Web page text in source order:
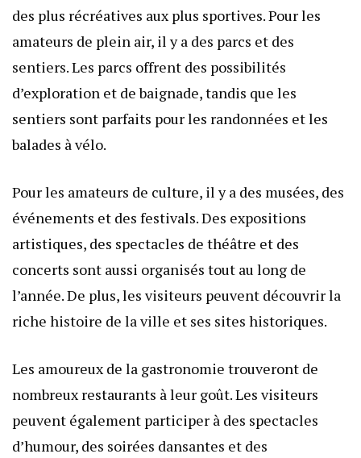
des plus récréatives aux plus sportives. Pour les
amateurs de plein air, il y a des parcs et des
sentiers. Les parcs offrent des possibilités
d’exploration et de baignade, tandis que les
sentiers sont parfaits pour les randonnées et les
balades à vélo.
Pour les amateurs de culture, il y a des musées, des
événements et des festivals. Des expositions
artistiques, des spectacles de théâtre et des
concerts sont aussi organisés tout au long de
l’année. De plus, les visiteurs peuvent découvrir la
riche histoire de la ville et ses sites historiques.
Les amoureux de la gastronomie trouveront de
nombreux restaurants à leur goût. Les visiteurs
peuvent également participer à des spectacles
d’humour, des soirées dansantes et des